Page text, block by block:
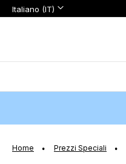
Lingua
Lingua:
Italiano (IT)
Home Prezzi Speciali